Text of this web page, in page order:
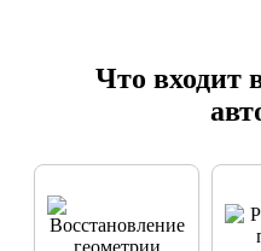
Что входит
смещения,
перекосы и